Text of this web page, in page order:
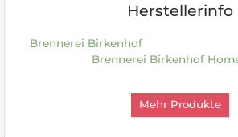
Herstellerinfo
Brennerei Birkenhof
Brennerei Birkenhof
Mehr Produkte